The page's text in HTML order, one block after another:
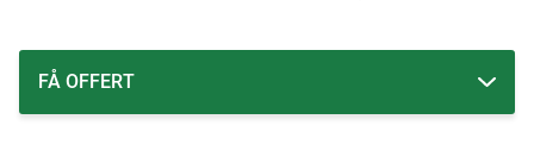
FÅ OFFERT